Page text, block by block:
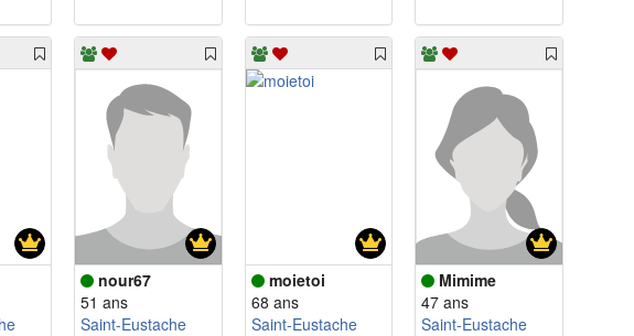
nour67
51 ans
Saint-Eustache
moietoi
68 ans
Saint-Eustache
Mimime
47 ans
Saint-Eustache